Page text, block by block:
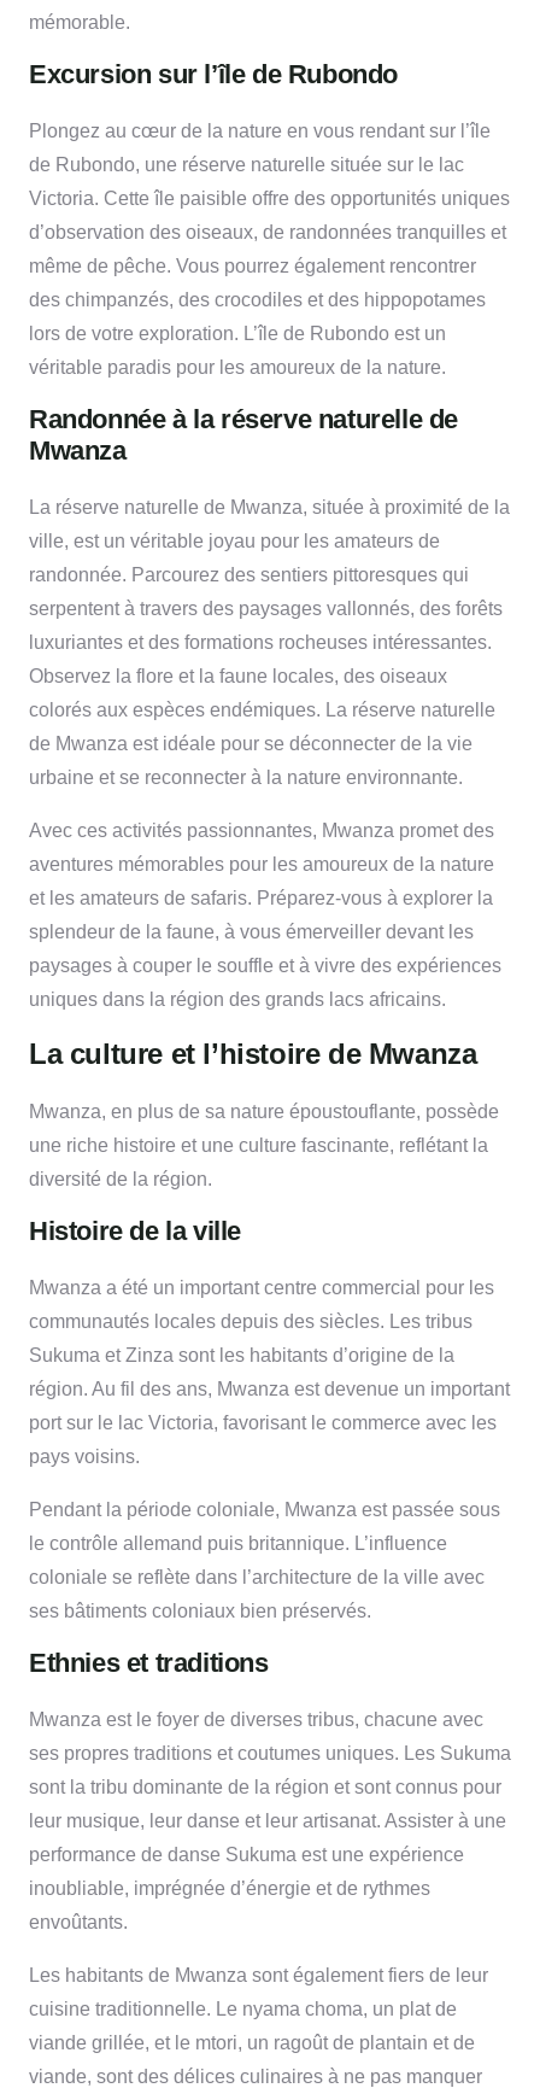
mémorable.
Excursion sur l’île de Rubondo
Plongez au cœur de la nature en vous rendant sur l’île
de Rubondo, une réserve naturelle située sur le lac
Victoria. Cette île paisible offre des opportunités uniques
d’observation des oiseaux, de randonnées tranquilles et
même de pêche. Vous pourrez également rencontrer
des chimpanzés, des crocodiles et des hippopotames
lors de votre exploration. L’île de Rubondo est un
véritable paradis pour les amoureux de la nature.
Randonnée à la réserve naturelle de
Mwanza
La réserve naturelle de Mwanza, située à proximité de la
ville, est un véritable joyau pour les amateurs de
randonnée. Parcourez des sentiers pittoresques qui
serpentent à travers des paysages vallonnés, des forêts
luxuriantes et des formations rocheuses intéressantes.
Observez la flore et la faune locales, des oiseaux
colorés aux espèces endémiques. La réserve naturelle
de Mwanza est idéale pour se déconnecter de la vie
urbaine et se reconnecter à la nature environnante.
Avec ces activités passionnantes, Mwanza promet des
aventures mémorables pour les amoureux de la nature
et les amateurs de safaris. Préparez-vous à explorer la
splendeur de la faune, à vous émerveiller devant les
paysages à couper le souffle et à vivre des expériences
uniques dans la région des grands lacs africains.
La culture et l’histoire de Mwanza
Mwanza, en plus de sa nature époustouflante, possède
une riche histoire et une culture fascinante, reflétant la
diversité de la région.
Histoire de la ville
Mwanza a été un important centre commercial pour les
communautés locales depuis des siècles. Les tribus
Sukuma et Zinza sont les habitants d’origine de la
région. Au fil des ans, Mwanza est devenue un important
port sur le lac Victoria, favorisant le commerce avec les
pays voisins.
Pendant la période coloniale, Mwanza est passée sous
le contrôle allemand puis britannique. L’influence
coloniale se reflète dans l’architecture de la ville avec
ses bâtiments coloniaux bien préservés.
Ethnies et traditions
Mwanza est le foyer de diverses tribus, chacune avec
ses propres traditions et coutumes uniques. Les Sukuma
sont la tribu dominante de la région et sont connus pour
leur musique, leur danse et leur artisanat. Assister à une
performance de danse Sukuma est une expérience
inoubliable, imprégnée d’énergie et de rythmes
envoûtants.
Les habitants de Mwanza sont également fiers de leur
cuisine traditionnelle. Le nyama choma, un plat de
viande grillée, et le mtori, un ragoût de plantain et de
viande, sont des délices culinaires à ne pas manquer